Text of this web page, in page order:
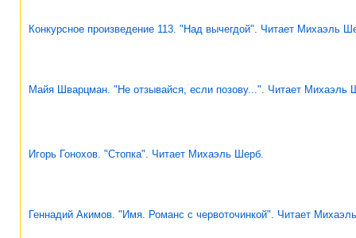
Конкурсное произведение 113. "Над вычегдой". Читает Михаэль
Майя Шварцман. "Не отзывайся, если позову...". Читает Михаэль
Игорь Гонохов. "Стопка". Читает Михаэль Шерб.
Геннадий Акимов. "Имя. Романс с червоточинкой". Читает